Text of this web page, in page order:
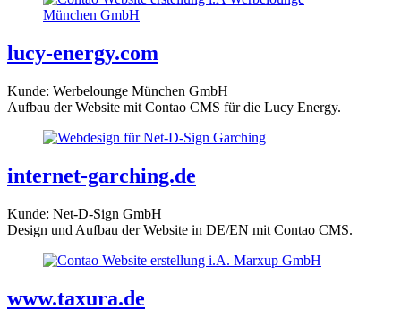
lucy-energy.com
Kunde: Werbelounge München GmbH
Aufbau der Website mit Contao CMS für die Lucy Energy.
internet-garching.de
Kunde: Net-D-Sign GmbH
Design und Aufbau der Website in DE/EN mit Contao CMS.
www.taxura.de